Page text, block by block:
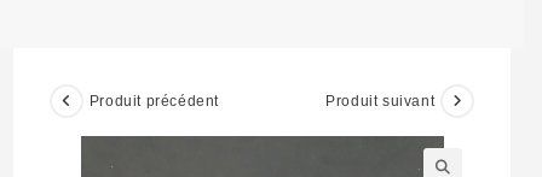
Produit précédent Produit suivant